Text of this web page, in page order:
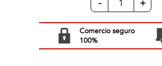
- +
Comercio seguro
100%